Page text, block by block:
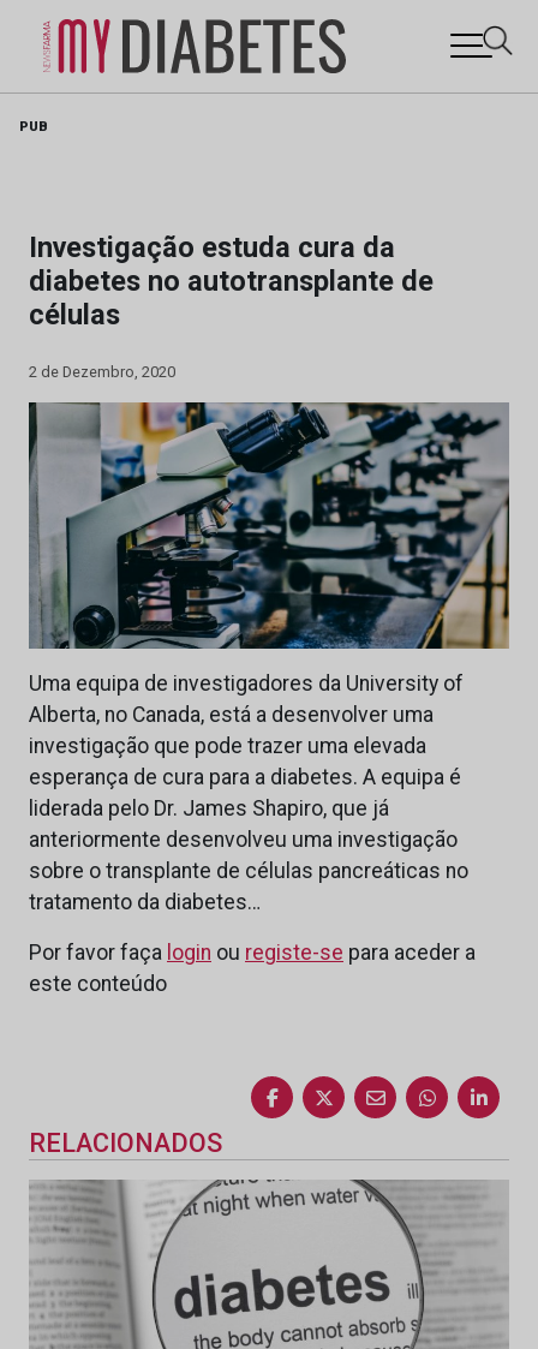
PUB
Investigação estuda cura da
diabetes no autotransplante de
células
2 de Dezembro, 2020
Uma equipa de investigadores da University of
Alberta, no Canada, está a desenvolver uma
investigação que pode trazer uma elevada
esperança de cura para a diabetes. A equipa é
liderada pelo Dr. James Shapiro, que já
anteriormente desenvolveu uma investigação
sobre o transplante de células pancreáticas no
tratamento da diabetes…
Por favor faça login ou registe-se para aceder a
este conteúdo
RELACIONADOS